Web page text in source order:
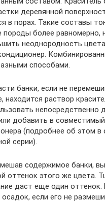
деревянной
в порах. Такие составы
породы более равномерно,
неоднородность
способами.
банки, если не
находится раствор
непосредственно
добавить в
(подробнее об этом
серии).
содержимое банки,
оттенок этого же цвета.
даст еще один оттенок.
если его не